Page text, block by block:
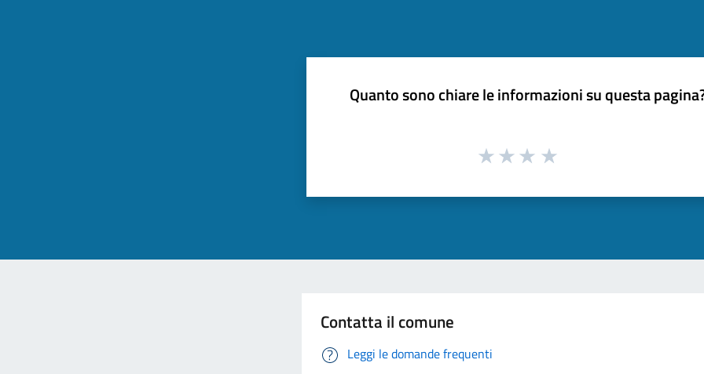
Quanto sono chiare le informazioni su questa
Contatta il comune
Leggi le domande frequenti